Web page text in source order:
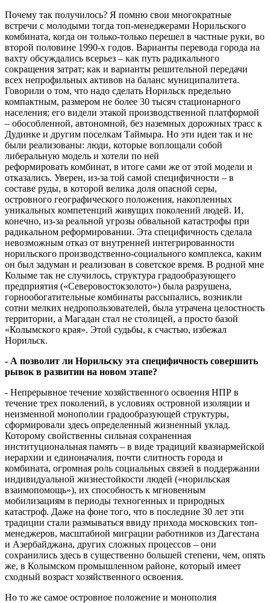
Почему так получилось? Я помню свои многократные
встречи с молодыми тогда топ-менеджерами Норильского
комбината, когда он только-только перешел в частные руки, во
второй половине 1990-х годов. Варианты перевода города на
вахту обсуждались всерьез – как путь радикального
сокращения затрат; как и варианты решительной передачи
всех непрофильных активов на баланс муниципалитета.
Говорили о том, что надо сделать Норильск предельно
компактным, размером не более 30 тысяч стационарного
населения; его видели этакой производственной платформой
– обособленной, автономной, без наземных дорожных трасс к
Дудинке и другим поселкам Таймыра. Но эти идеи так и не
были реализованы: люди, которые воплощали собой
либеральную модель и хотели по ней
реформировать комбинат, в итоге сами же от этой модели и
отказались. Уверен, из-за той самой специфичности – в
составе руды, в которой велика доля опасной серы,
островного географического положения, накопленных
уникальных компетенций живущих поколений людей. И,
конечно, из-за реальной угрозы обвальной катастрофы при
радикальном реформировании. Эта специфичность сделала
невозможным отказ от внутренней интегрированности
норильского производственно-социального комплекса, каким
он был задуман и реализован в советское время. В родной мне
Колыме так не случилось, структура градообразующего
предприятия («Северовостокзолото») была разрушена,
горнообогатительные комбинаты рассыпались, возникли
сотни мелких недропользователей, была утрачена целостность
территории, а Магадан стал не столицей, а просто базой
«Колымского края». Этой судьбы, к счастью, избежал
Норильск.
- А позволит ли Норильску эта специфичность совершить
рывок в развитии на новом этапе?
- Непрерывное течение хозяйственного освоения НПР в
течение трех поколений, в условиях островной изоляции и
неизменной монополии градообразующей структуры,
сформировали здесь определенный жизненный уклад.
Которому свойственны сильная сохраненная
институциональная память – в виде традиций квазиармейской
иерархии и единоначалия, почти слитность города и
комбината, огромная роль социальных связей в поддержании
индивидуальной жизнестойкости людей («норильская
взаимопомощь»), их способность к мгновенным
мобилизациям в периоды техногенных и природных
катастроф. Даже на фоне того, что в последние 30 лет эти
традиции стали размываться ввиду прихода московских топ-
менеджеров, масштабной миграции работников из Дагестана
и Азербайджана, других сложных процессов – они
сохранились здесь в существенно большей степени, чем, опять
же, в Колымском промышленном районе, который имеет
сходный возраст хозяйственного освоения.
Но то же самое островное положение и монополия